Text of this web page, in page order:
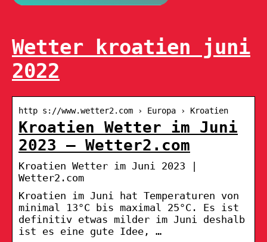
Wetter kroatien juni
2022
http s://www.wetter2.com › Europa › Kroatien
Kroatien Wetter im Juni
2023 – Wetter2.com
Kroatien Wetter im Juni 2023 |
Wetter2.com
Kroatien im Juni hat Temperaturen von
minimal 13°C bis maximal 25°C. Es ist
definitiv etwas milder im Juni deshalb
ist es eine gute Idee, …